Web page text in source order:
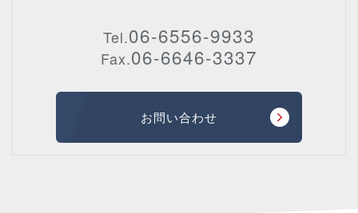
Tel.06-6556-9933
Fax.06-6646-3337
お問い合わせ